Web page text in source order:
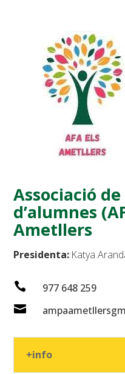
Associació
d’alumnes
Ametllers
Presidenta::Katya
 977 648 259

+info